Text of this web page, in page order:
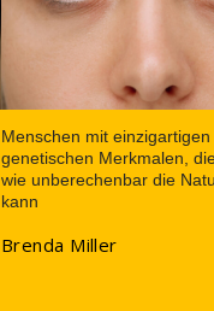
Menschen mit einzigartigen
genetischen Merkmalen,
wie unberechenbar die
kann
Brenda Miller